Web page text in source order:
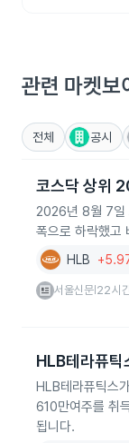
관련 마켓보
전체 공시
코스닥 상위
2026년 8월 7일
폭으로 하락했고
HLB
서울신문 22시
HLB테라퓨틱
HLB테라퓨틱스
610만여주를 취
됩니다.